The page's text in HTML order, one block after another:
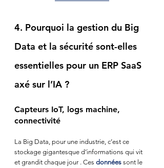
4. Pourquoi la gestion du Big
Data et la sécurité sont-elles
essentielles pour un ERP SaaS
axé sur l’IA ?
Capteurs IoT, logs machine,
connectivité
La Big Data, pour une industrie, c’est ce
stockage gigantesque d’informations qui vit
et grandit chaque jour . Ces données sont le